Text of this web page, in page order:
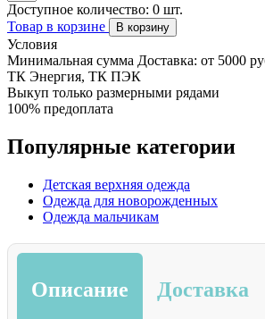
Доступное количество: 0 шт.
Товар в корзине
В корзину
Условия
Минимальная сумма Доставка: от 5000
ТК Энергия, ТК ПЭК
Выкуп только размерными рядами
100% предоплата
Популярные категории
Детская верхняя одежда
Одежда для новорожденных
Одежда мальчикам
Описание Доставка